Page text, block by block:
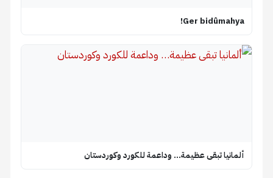
Ger bidûmahya!
ألمانيا تبقى عظيمة… وداعمة للكورد وكوردستان